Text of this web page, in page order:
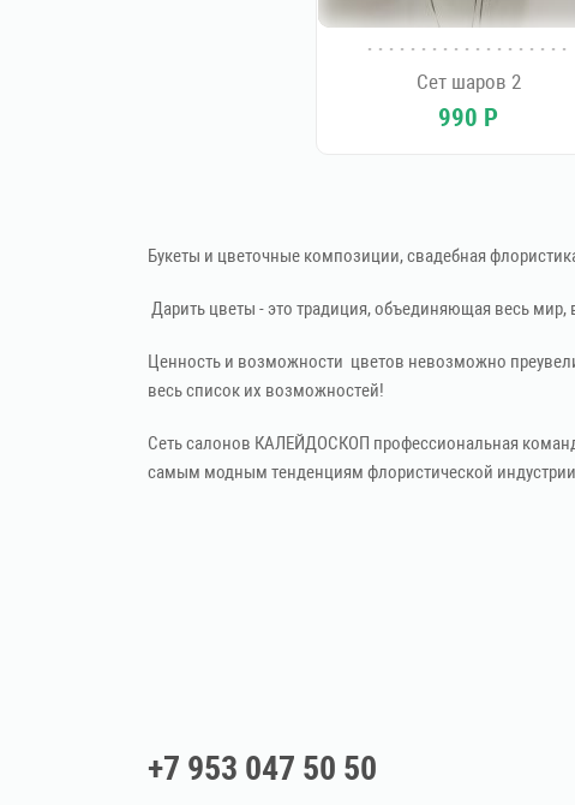
Сет шаров 2
990 Р
Букеты и цветочные композиции, свадебная
Дарить цветы - это традиция, объединяющая весь
Ценность и возможности цветов невозможно
весь список их возможностей!
Сеть салонов КАЛЕЙДОСКОП профессиональная
самым модным тенденциям флористической
+7 953 047 50 50